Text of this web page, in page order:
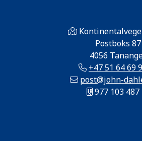
Postboks 87
4056
+47 51 64 69
post@john-
977 103 487